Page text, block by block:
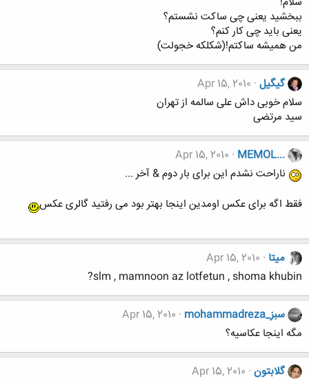
ببخشید یعنی چی ساکت نشستم؟
یعنی باید چی کار کنم؟
من همیشه ساکتم!(شکلکه خجولت)
گیگیل Apr 15, 2010
سلام خوبی داش علی سالمه از تهران
سید مرتضی
MEMOL...
Apr 15, 2010
ناراحت نشدم این برای بار دوم & آخر ...
فقط اگه برای عکس اومدین اینجا بهتر بود می رفتید گالری عکس
میتا Apr 15, 2010
slm , mamnoon az lotfetun , shoma khubin?
mohammadreza_سبز
Apr 15, 2010
مگه اینجا عکاسیه؟
گلابتون Apr 15, 2010